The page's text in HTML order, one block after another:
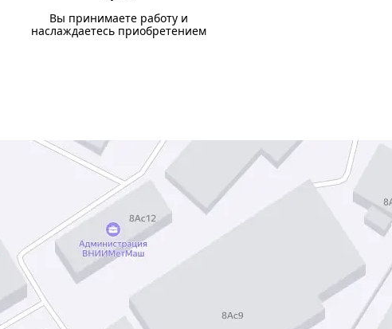
Вы принимаете работу и
наслаждаетесь приобретением